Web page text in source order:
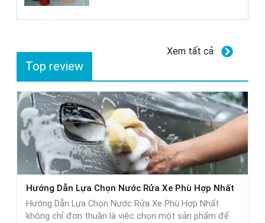
Top review
Xem tất cả
Hướng Dẫn Lựa Chọn Nước Rửa Xe Phù Hợp Nhất
Hướng Dẫn Lựa Chọn Nước Rửa Xe Phù Hợp Nhất
không chỉ đơn thuần là việc chọn một sản phẩm để